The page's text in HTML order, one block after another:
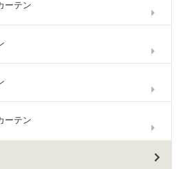
ーテン
ーテン